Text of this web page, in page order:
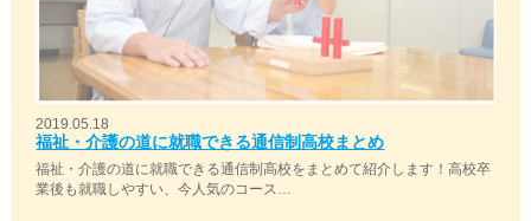
2019.05.18
福祉・介護の道に就職できる通信制高校まとめ
福祉・介護の道に就職できる通信制高校をまとめて紹介します！高校卒
業後も就職しやすい、今人気のコース…